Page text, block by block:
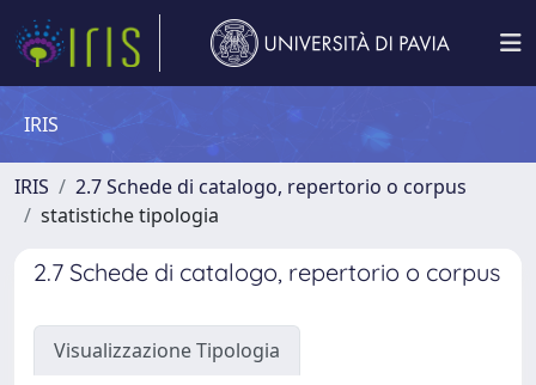
IRIS
IRIS
2.7 Schede di catalogo, repertorio o corpus
statistiche tipologia
2.7 Schede di catalogo, repertorio o corpus
Visualizzazione Tipologia